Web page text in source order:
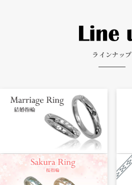
ラインナップ